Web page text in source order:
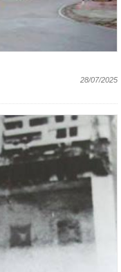
28/07/2025